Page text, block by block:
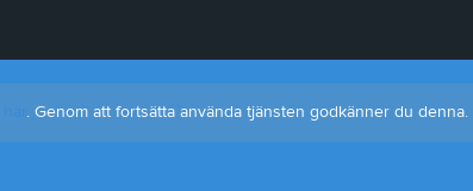
. Genom att fortsätta använda tjänsten godkänner du denna.